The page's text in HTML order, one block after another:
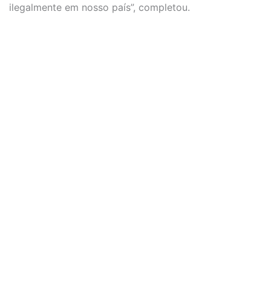
ilegalmente em nosso país”, completou.